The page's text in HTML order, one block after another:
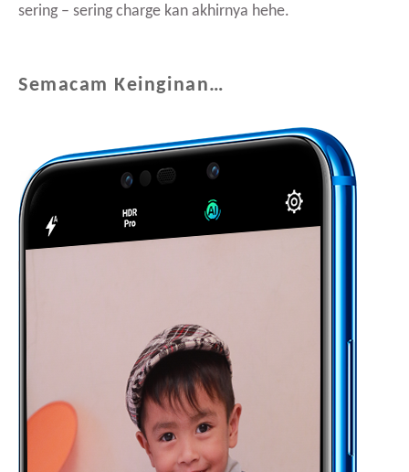
sering – sering charge kan akhirnya hehe.
Semacam Keinginan…